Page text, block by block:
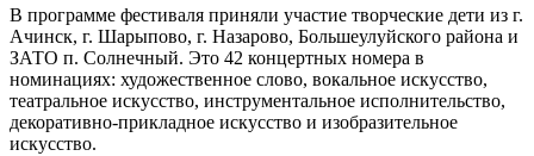
В программе фестиваля приняли участие творческие дети из г.
Ачинск, г. Шарыпово, г. Назарово, Большеулуйского района и
ЗАТО п. Солнечный. Это 42 концертных номера в
номинациях: художественное слово, вокальное искусство,
театральное искусство, инструментальное исполнительство,
декоративно-прикладное искусство и изобразительное
искусство.